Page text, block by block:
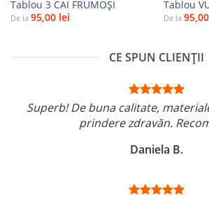
Tablou 3 CAI FRUMOȘI
De la 95,00 lei
Tablou
De la 95,00
CE SPUN CLIENȚII
Superb! De buna calitate,
prindere zdravăn.
Daniela B.